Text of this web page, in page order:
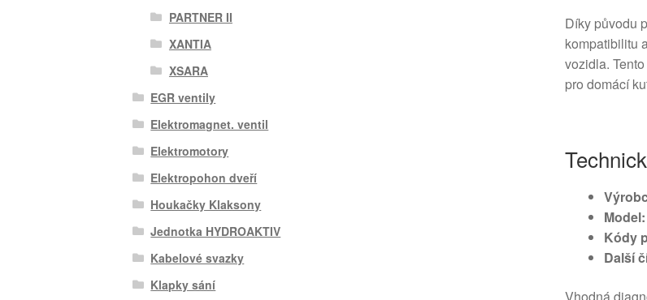
Díky původu
kompatibilitu
vozidla.
pro domácí
Model:
Kódy
Další
PARTNER II
XANTIA
XSARA
EGR ventily
Elektromagnet. ventil
Elektromotory
Elektropohon dveří
Houkačky Klaksony
Jednotka HYDROAKTIV
Kabelové svazky
Klapky sání